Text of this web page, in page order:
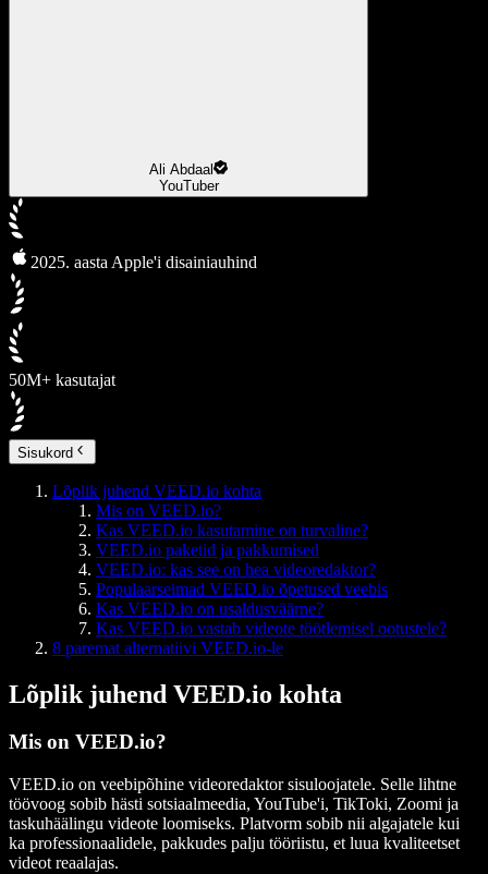
Ali Abdaal
YouTuber
2025. aasta Apple'i disainiauhind
50M+ kasutajat
Sisukord
Lõplik juhend VEED.io kohta
Mis on VEED.io?
Kas VEED.io kasutamine on turvaline?
VEED.io paketid ja pakkumised
VEED.io: kas see on hea videoredaktor?
Populaarseimad VEED.io õpetused veebis
Kas VEED.io on usaldusväärne?
Kas VEED.io vastab videote töötlemisel ootustele?
8 paremat alternatiivi VEED.io-le
Lõplik juhend VEED.io kohta
Mis on VEED.io?
VEED.io on veebipõhine videoredaktor sisuloojatele. Selle lihtne
töövoog sobib hästi sotsiaalmeedia, YouTube'i, TikToki, Zoomi ja
taskuhäälingu videote loomiseks. Platvorm sobib nii algajatele kui
ka professionaalidele, pakkudes palju tööriistu, et luua kvaliteetset
videot reaalajas.